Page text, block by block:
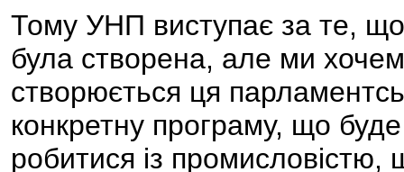
Тому УНП виступає за те,
була створена, але ми
створюється ця
конкретну програму, що
робитися із